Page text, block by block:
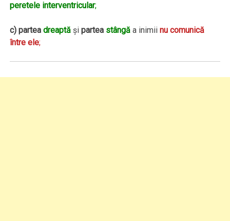
peretele interventricular;
c) parteadreaptă şi partea stângă a inimiinu comunică
între ele;